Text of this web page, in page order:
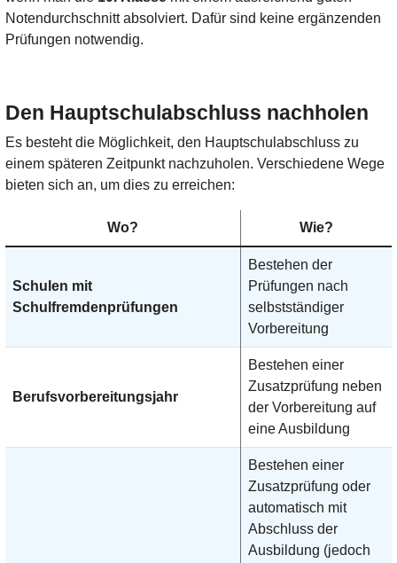
Notendurchschnitt absolviert. Dafür sind keine ergänzenden
Prüfungen notwendig.
Den Hauptschulabschluss nachholen
Es besteht die Möglichkeit, den Hauptschulabschluss zu
einem späteren Zeitpunkt nachzuholen. Verschiedene Wege
bieten sich an, um dies zu erreichen:
Wo? Wie?
Schulen mit
Schulfremdenprüfungen
Bestehen der
Prüfungen nach
selbstständiger
Vorbereitung
Berufsvorbereitungsjahr
Bestehen einer
Zusatzprüfung neben
der Vorbereitung auf
eine Ausbildung
Bestehen einer
Zusatzprüfung oder
automatisch mit
Abschluss der
Ausbildung (jedoch